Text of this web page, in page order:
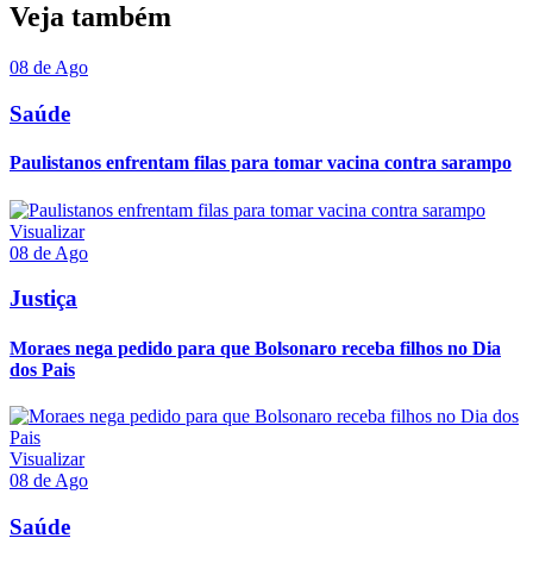
Veja também
08 de Ago
Saúde
Paulistanos enfrentam filas para tomar vacina contra sarampo
Visualizar
08 de Ago
Justiça
Moraes nega pedido para que Bolsonaro receba filhos no Dia
dos Pais
Visualizar
08 de Ago
Saúde